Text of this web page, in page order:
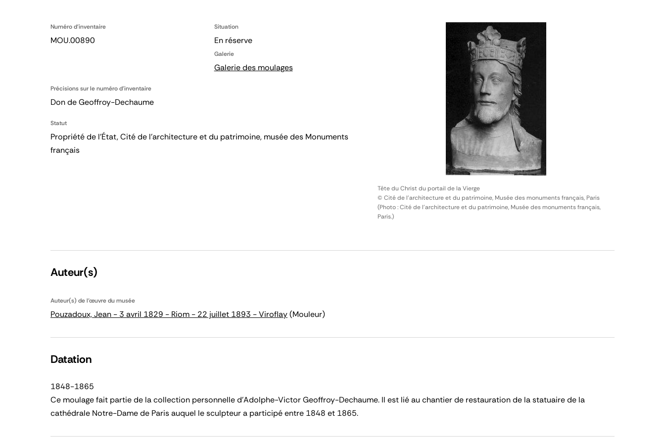
Numéro d'inventaire
MOU.00890
Situation
En réserve
Galerie
Galerie des moulages
Précisions sur le numéro d'inventaire
Don de Geoffroy-Dechaume
Statut
Propriété de l’État, Cité de l’architecture et du patrimoine, musée des Monuments
français
Tête du Christ du portail de la Vierge
© Cité de l'architecture et du patrimoine, Musée des monuments français, Paris
(Photo : Cité de l'architecture et du patrimoine, Musée des monuments français,
Paris.)
Auteur(s)
Auteur(s) de l'œuvre du musée
Pouzadoux, Jean - 3 avril 1829 - Riom - 22 juillet 1893 - Viroflay(Mouleur)
Datation
1848-1865
Ce moulage fait partie de la collection personnelle d'Adolphe-Victor Geoffroy-Dechaume. Il est lié au chantier de restauration de la statuaire de la
cathédrale Notre-Dame de Paris auquel le sculpteur a participé entre 1848 et 1865.